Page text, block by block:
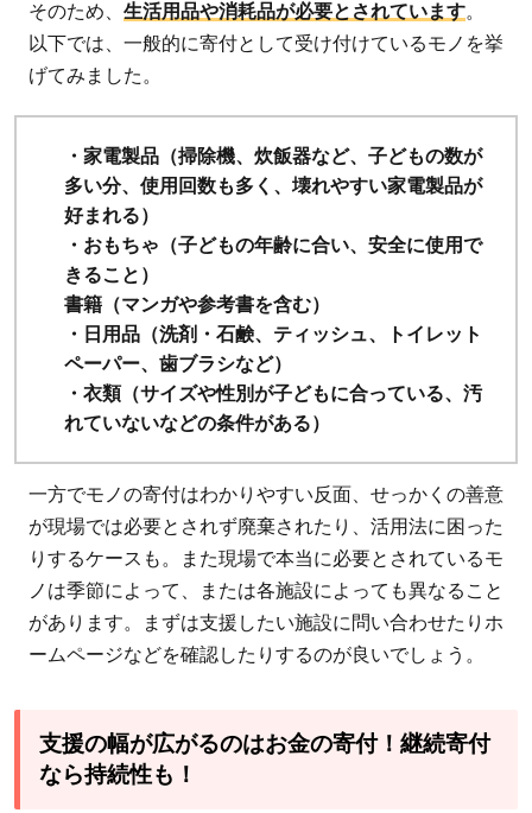
そのため、 生活用品や消耗品が必要とされています。
以下では、一般的に寄付として受け付けているモノを挙
げてみました。
・家電製品（掃除機、炊飯器など、子どもの数が
多い分、使用回数も多く、壊れやすい家電製品が
好まれる）
・おもちゃ（子どもの年齢に合い、安全に使用で
きること）
書籍（マンガや参考書を含む）
・日用品（洗剤・石鹸、ティッシュ、トイレット
ペーパー、歯ブラシなど）
・衣類（サイズや性別が子どもに合っている、汚
れていないなどの条件がある）
一方でモノの寄付はわかりやすい反面、せっかくの善意
が現場では必要とされず廃棄されたり、活用法に困った
りするケースも。また現場で本当に必要とされているモ
ノは季節によって、または各施設によっても異なること
があります。まずは支援したい施設に問い合わせたりホ
ームページなどを確認したりするのが良いでしょう。
支援の幅が広がるのはお金の寄付！継続寄付
なら持続性も！